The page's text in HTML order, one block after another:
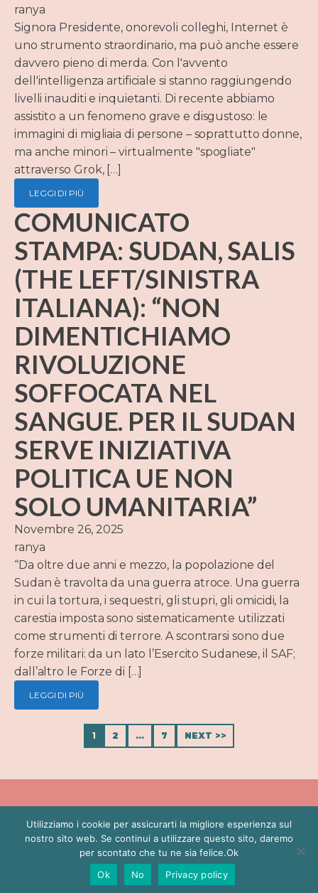
ranya
Signora Presidente, onorevoli colleghi, Internet è
uno strumento straordinario, ma può anche essere
davvero pieno di merda. Con l'avvento
dell'intelligenza artificiale si stanno raggiungendo
livelli inauditi e inquietanti. Di recente abbiamo
assistito a un fenomeno grave e disgustoso: le
immagini di migliaia di persone – soprattutto donne,
ma anche minori – virtualmente "spogliate"
attraverso Grok, […]
LEGGI DI PIÙ
COMUNICATO
STAMPA: SUDAN, SALIS
(THE LEFT/SINISTRA
ITALIANA): “NON
DIMENTICHIAMO
RIVOLUZIONE
SOFFOCATA NEL
SANGUE. PER IL SUDAN
SERVE INIZIATIVA
POLITICA UE NON
SOLO UMANITARIA”
Novembre 26, 2025
ranya
“Da oltre due anni e mezzo, la popolazione del
Sudan è travolta da una guerra atroce. Una guerra
in cui la tortura, i sequestri, gli stupri, gli omicidi, la
carestia imposta sono sistematicamente utilizzati
come strumenti di terrore. A scontrarsi sono due
forze militari: da un lato l’Esercito Sudanese, il SAF;
dall’altro le Forze di […]
LEGGI DI PIÙ
1 2 … 7 NEXT >>
BIO POLITICA PRESS CONTATTI PRIVACY POLICY
Proudly designed with LatteCreative
Utilizziamo i cookie per assicurarti la migliore esperienza sul
nostro sito web. Se continui a utilizzare questo sito, daremo
per scontato che tu ne sia felice.Ok
Ok
No Privacy policy